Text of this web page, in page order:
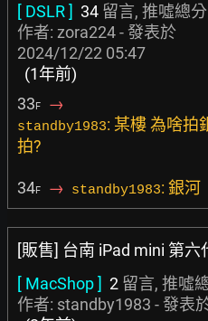
[ DSLR ] 34 留言, 推噓總
作者: zora224- 發表於
2024/12/22 05:47
(1年前)
33F →
standby1983: 某樓 為啥拍
拍?
34F → standby1983: 銀河
[販售] 台南 iPad mini 第六
[ MacShop ] 2 留言, 推噓
作者: standby1983 - 發表